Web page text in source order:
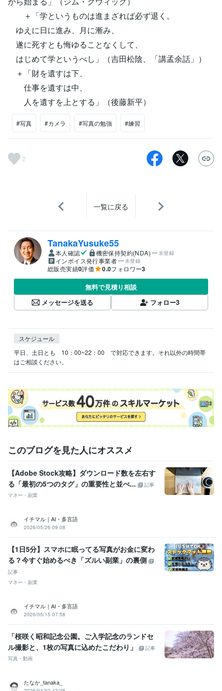
＋「学というものは進まざれば必ず退く。
ゆえに日に進み、月に漸み、
遂に死すとも悔ゆることなくして、
はじめて学というべし」（吉田松陰、「講孟余話」）
＋「財を遺すは下、
仕事を遺すは中、
人を遺すを上とする」（後藤新平）
#写真 #カメラ #写真の勉強 #練習
2
一覧に戻る
TanakaYusuke55
本人確認 機密保持契約(NDA) 未登録
インボイス発行事業者 未登録
総販売実績0評価 0.0フォロワー3
無料で見積り相談
メッセージを送る
フォロー3
スケジュール
平日、土日とも　10：00~22：00　で対応できます。それ以外の時間帯
はご相談ください。
このブログを見た人にオススメ
【Adobe Stock攻略】ダウンロード数を左右す
る「最初の5つのタグ」の重要性と並べ...
記事
マネー・副業
イチマル｜AI・多言語
2026/05/26 09:08
【1日5分】スマホに眠ってる写真がお金に変わ
る？今すぐ始めるべき「ズルい副業」の裏側
記事
マネー・副業
イチマル｜AI・多言語
2026/05/15 07:58
「桜咲く昭和記念公園。ご入学記念のランドセ
ル撮影と、1枚の写真に込めたこだわり」
記事
写真・動画
たなか_tanaka_